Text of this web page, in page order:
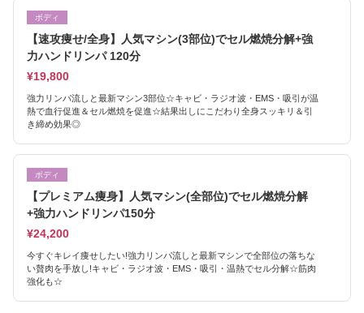
ボディ
【速攻痩せ/全身】人気マシン(3部位)でセル燃焼分解+強
力ハンドリンパ 120分
¥19,800
強力リンパ流しと最新マシン3部位☆キャビ・ラジオ波・EMS・吸引が温
熱で血行促進＆セル燃焼を促進☆結果出しにこだわり全身スッキリ＆引
き締め効果◎
ボディ
【プレミアム痩身】人気マシン(全部位)でセル燃焼分解
+強力ハンドリンパ150分
¥24,200
今すぐキレイ痩せしたい!強力リンパ流しと最新マシンで全部位の落ちな
い贅肉を手放し!キャビ・ラジオ波・EMS・吸引・温熱でセル分解☆筋肉
強化も☆